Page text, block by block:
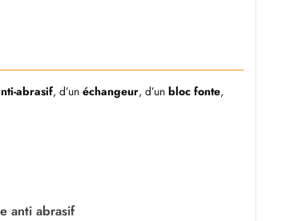
abrasif, d’un échangeur, d’un bloc fonte,
anti abrasif